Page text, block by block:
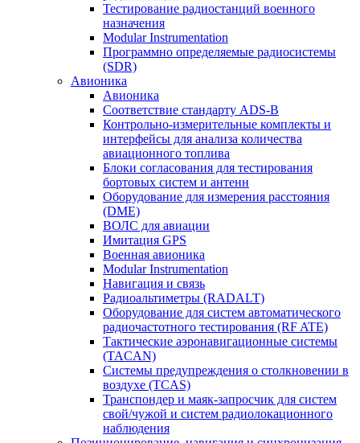
Тестирование радиостанций военного
назначения
Modular Instrumentation
Программно определяемые радиосистемы
(SDR)
Авионика
Авионика
Соответствие стандарту ADS-B
Контрольно-измерительные комплекты и
интерфейсы для анализа количества
авиационного топлива
Блоки согласования для тестирования
бортовых систем и антенн
Оборудование для измерения расстояния
(DME)
ВОЛС для авиации
Имитация GPS
Военная авионика
Modular Instrumentation
Навигация и связь
Радиоальтиметры (RADALT)
Оборудование для систем автоматического
радиочастотного тестирования (RF ATE)
Тактические аэронавигационные системы
(TACAN)
Системы предупреждения о столкновении в
воздухе (TCAS)
Транспондер и маяк-запросчик для систем
свой/чужой и систем радиолокационного
наблюдения